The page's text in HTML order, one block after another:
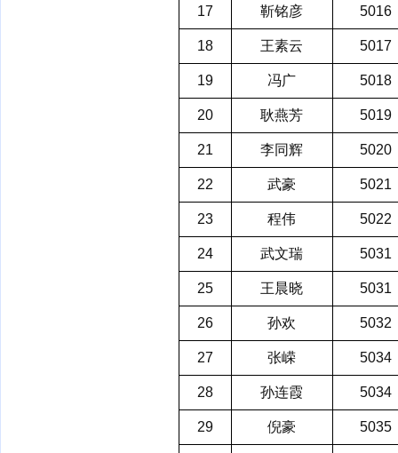
17 靳铭彦 5016
18 王素云 5017
19 冯广 5018
20 耿燕芳 5019
21 李同辉 5020
22 武豪 5021
23 程伟 5022
24 武文瑞 5031
25 王晨晓 5031
26 孙欢 5032
27 张嵘 5034
28 孙连霞 5034
29 倪豪 5035